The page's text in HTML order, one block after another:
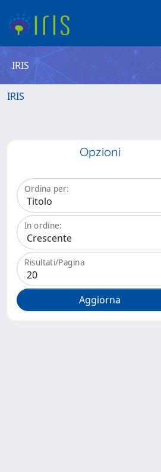
IRIS
IRIS
Opzioni
Ordina per:
In ordine:
Risultati/Pagina